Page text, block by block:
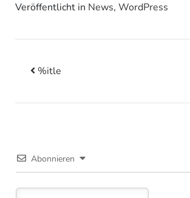
Veröffentlicht in News, WordPress
Beitrags-
%itle
Abonnieren